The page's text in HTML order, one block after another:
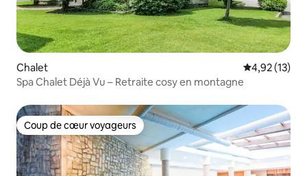
Chalet Évaluation
4,92 (13)
Spa Chalet Déjà Vu – Retraite cosy en montagne
Coup de cœur voyageurs
Coup de cœur voyageurs